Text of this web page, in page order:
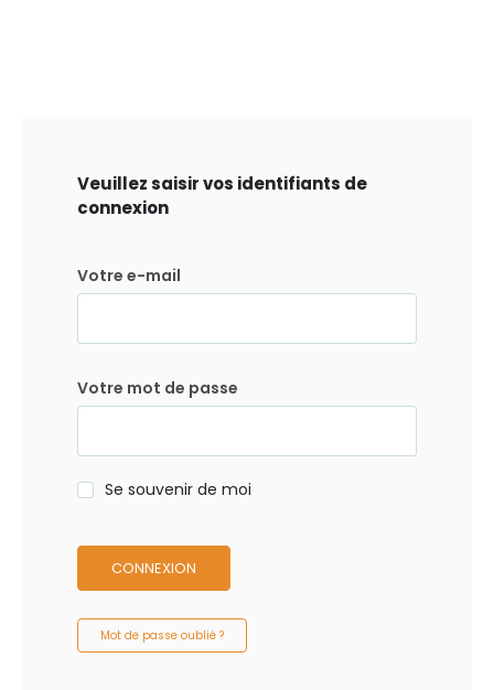
Veuillez saisir vos identifiants de
connexion
Votre e-mail
Votre mot de passe
Se souvenir de moi
CONNEXION
Mot de passe oublié ?